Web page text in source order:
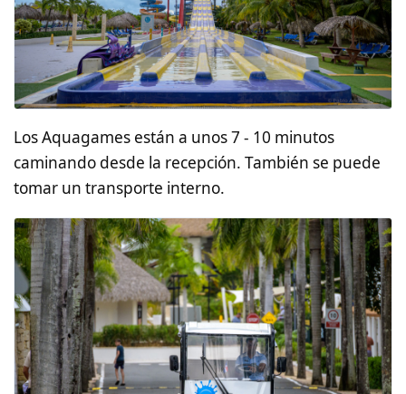
Los Aquagames están a unos 7 - 10 minutos
caminando desde la recepción. También se puede
tomar un transporte interno.